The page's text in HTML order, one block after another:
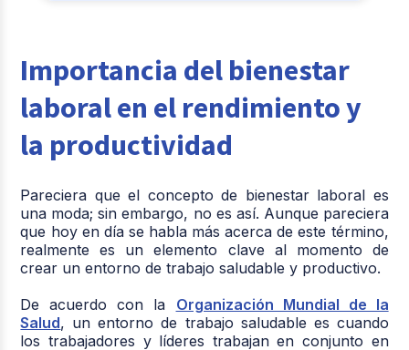
Importancia del bienestar
laboral en el rendimiento y
la productividad
Pareciera que el concepto de bienestar laboral es
una moda; sin embargo, no es así. Aunque pareciera
que hoy en día se habla más acerca de este término,
realmente es un elemento clave al momento de
crear un entorno de trabajo saludable y productivo.
De acuerdo con la Organización Mundial de la
Salud, un entorno de trabajo saludable es cuando
los trabajadores y líderes trabajan en conjunto en